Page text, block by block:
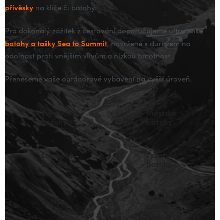
přívěsky na klíče či batohy.
Pro dokonalý zážitek z cestování doporučujeme ultralehké
batohy a tašky Sea to Summit, navržené s důrazem na
odolnost proti vnějším vlivům a nízkou hmotnost.
Přeneseme vaše outdoorové vybavení na vyšší úroveň.
Turistické
batohy
Městské
Lavinové
batohy
Lyžařské
Duffely
Obaly a
pouzdra